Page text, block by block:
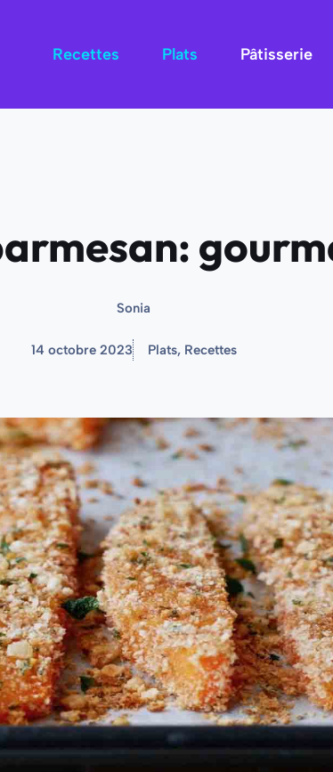
Recettes Plats Pâtisserie
Sonia
14 octobre 2023 Plats, Recettes